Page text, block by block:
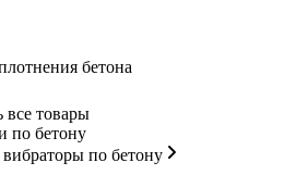
бетона
все товары
по бетону
по бетону